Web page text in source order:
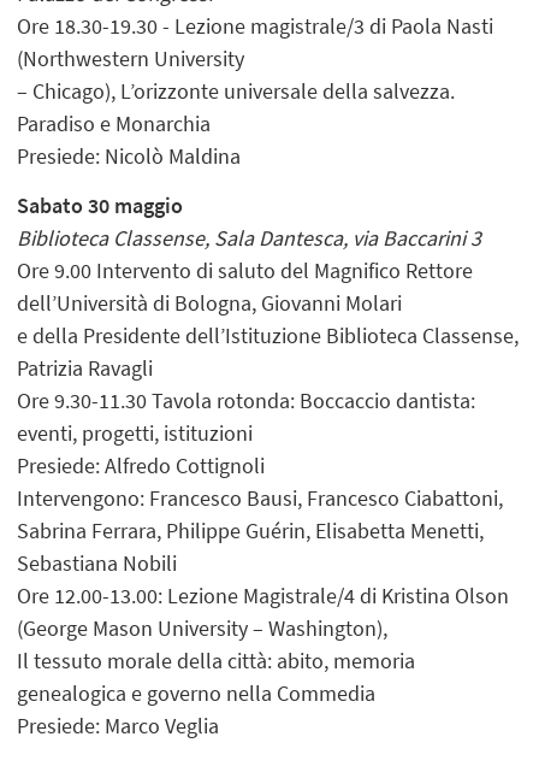
Ore 18.30-19.30 - Lezione magistrale/3 di Paola Nasti
(Northwestern University
– Chicago), L’orizzonte universale della salvezza.
Paradiso e Monarchia
Presiede: Nicolò Maldina
Sabato 30 maggio
Biblioteca Classense, Sala Dantesca, via Baccarini 3
Ore 9.00 Intervento di saluto del Magnifico Rettore
dell’Università di Bologna, Giovanni Molari
e della Presidente dell’Istituzione Biblioteca Classense,
Patrizia Ravagli
Ore 9.30-11.30 Tavola rotonda: Boccaccio dantista:
eventi, progetti, istituzioni
Presiede: Alfredo Cottignoli
Intervengono: Francesco Bausi, Francesco Ciabattoni,
Sabrina Ferrara, Philippe Guérin, Elisabetta Menetti,
Sebastiana Nobili
Ore 12.00-13.00: Lezione Magistrale/4 di Kristina Olson
(George Mason University – Washington),
Il tessuto morale della città: abito, memoria
genealogica e governo nella Commedia
Presiede: Marco Veglia